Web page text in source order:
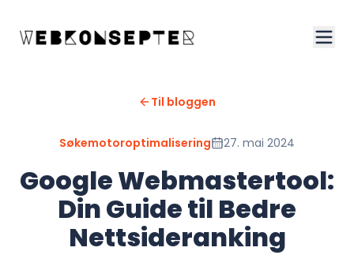
Til bloggen
Søkemotoroptimalisering 27. mai 2024
Google Webmastertool:
Din Guide til Bedre
Nettsideranking